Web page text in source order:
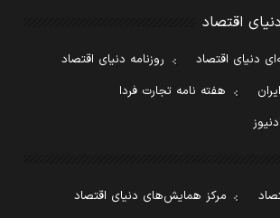
اقتصاد
دنیای اقتصاد
روزنامه دنیای اقتصاد
هفته نامه تجارت فردا
مرکز همایش‌های دنیای اقتصاد